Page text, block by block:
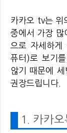
카카오 tv는 위
중에서 가장 많
으로 자세하게
퓨터)로 보기
않기 때문에
권장드립니다.
1. 카카오